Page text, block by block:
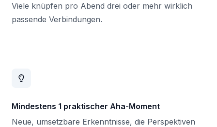
Viele knüpfen pro Abend drei oder mehr wirklich
passende Verbindungen.
Mindestens 1 praktischer Aha-Moment
Neue, umsetzbare Erkenntnisse, die Perspektiven